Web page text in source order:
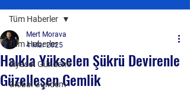
Tüm Haberler
Siyaset Gündemi
Global Gündem
Tüm Haberler
Halkla Yükselen Şükrü Devirenle
Güzelleşen Gemlik
Mert Morava
4 Mar 2025